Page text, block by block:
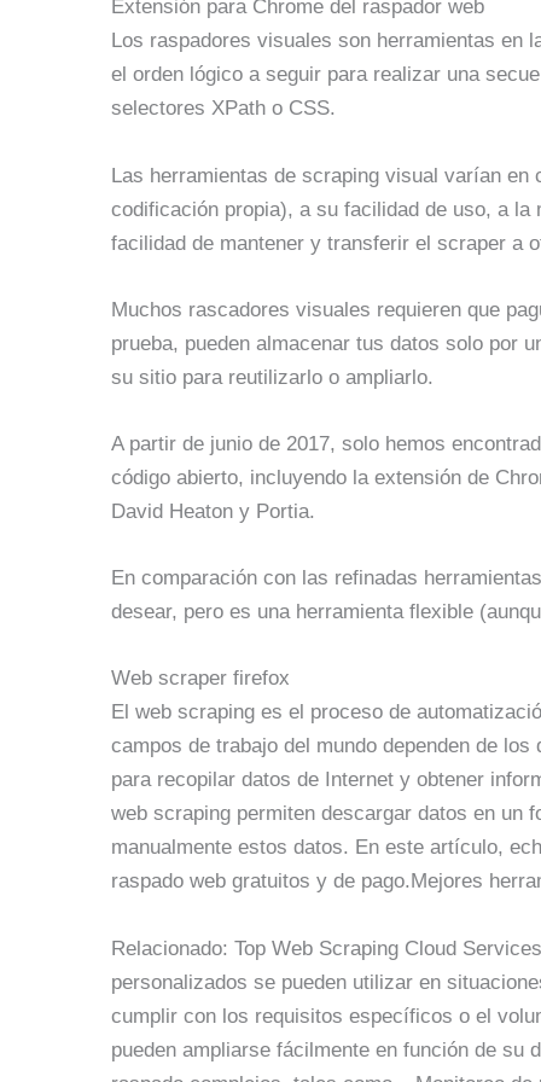
Extensión para Chrome del raspador web
Los raspadores visuales son herramientas en
el orden lógico a seguir para realizar una
selectores XPath o CSS.
Las herramientas de scraping visual varían
codificación propia), a su facilidad de uso, a
facilidad de mantener y transferir el scraper a
Muchos rascadores visuales requieren que
prueba, pueden almacenar tus datos solo por
su sitio para reutilizarlo o ampliarlo.
A partir de junio de 2017, solo hemos
código abierto, incluyendo la extensión de
David Heaton y Portia.
En comparación con las refinadas
desear, pero es una herramienta flexible
Web scraper firefox
El web scraping es el proceso de
campos de trabajo del mundo dependen de
para recopilar datos de Internet y obtener
web scraping permiten descargar datos en un
manualmente estos datos. En este artículo,
raspado web gratuitos y de pago.Mejores
Relacionado: Top Web Scraping Cloud
personalizados se pueden utilizar en
cumplir con los requisitos específicos o el
pueden ampliarse fácilmente en función de su